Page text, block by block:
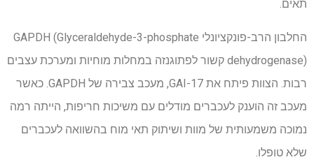
תאים.
החלבון הרב-פונקציונלי GAPDH (Glyceraldehyde-3-phosphate
dehydrogenase) קשור לפתוגנזה במחלות מוחיות ומערכת עצבים
רבות. הצוות פיתח את GAI-17, מעכב צבירה של GAPDH. כאשר
מעכב זה הוענק לעכברים מודלים עם משיכות חריפות, הייתה רמה
נמוכה משמעותית של מוות ושיתוק תאי מוח בהשוואה לעכברים
שלא טופלו.